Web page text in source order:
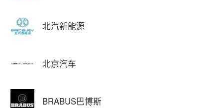
北汽新能源
北京汽车
BRABUS巴博斯